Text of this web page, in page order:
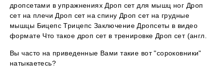
дропсетами в упражнениях Дроп сет для мышц ног Дроп
сет на плечи Дроп сет на спину Дроп сет на грудные
мышцы Бицепс Трицепс Заключение Дропсеты в видео
формате Что такое дроп сет в тренировке Дроп сет (англ.
Вы часто на приведенные Вами такие вот "сороковники"
натыкаетесь?